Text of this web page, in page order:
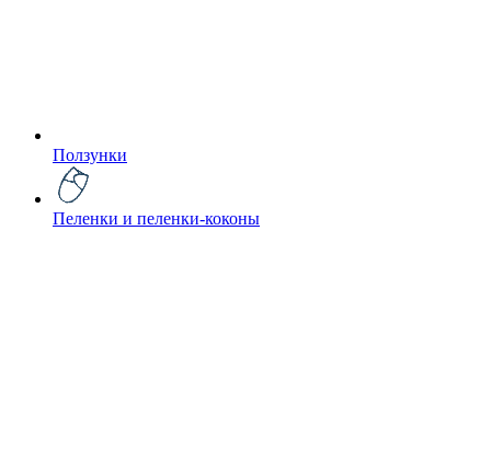
Ползунки
Пеленки и пеленки-коконы